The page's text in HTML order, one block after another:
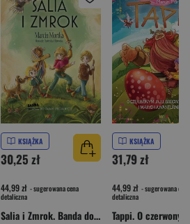
KSIĄŻKA
30,25 zł
44,99 zł - sugerowana cena
detaliczna
Salia i Zmrok. Banda do zadań specjalnych
KSIĄŻKA
31,79 zł
44,99 zł - sugerowana cena
detaliczna